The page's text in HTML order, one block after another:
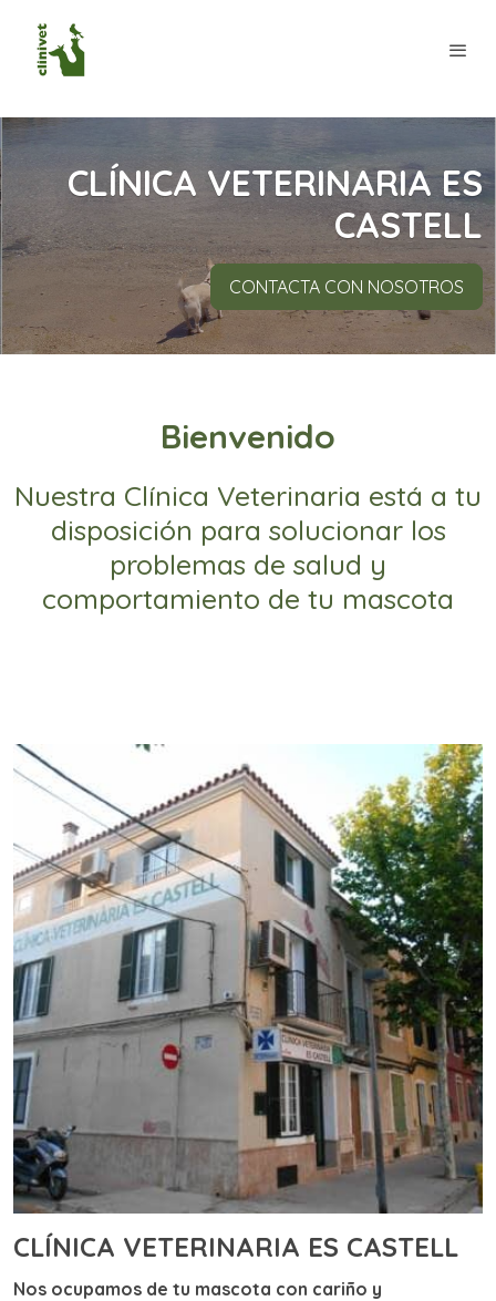
CLÍNICA VETERINARIA ES
CASTELL
CONTACTA CON NOSOTROS
Bienvenido
Nuestra Clínica Veterinaria está a tu
disposición para solucionar los
problemas de salud y
comportamiento de tu mascota
CLÍNICA VETERINARIA ES CASTELL
Nos ocupamos de tu mascota con cariño y